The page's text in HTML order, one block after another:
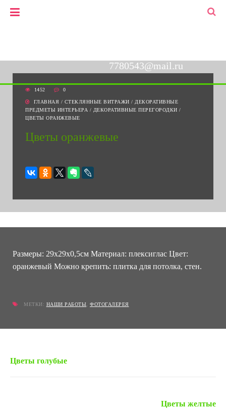
7780543@mail.ru
1452 0
ГЛАВНАЯ / СТЕКЛЯННЫЕ ВИТРАЖИ / ДЕКОРАТИВНЫЕ
ПРЕДМЕТЫ ИНТЕРЬЕРА / ДЕКОРАТИВНЫЕ ПЕРЕГОРОДКИ /
ЦВЕТЫ ОРАНЖЕВЫЕ
Цветы оранжевые
Размеры: 29х29х0,5см Материал: плексиглас Цвет:
оранжевый Можно крепить: плитка для потолка, стен.
МЕТКИ: НАШИ РАБОТЫ ФОТОГАЛЕРЕЯ
Цветы голубые
Цветы желтые